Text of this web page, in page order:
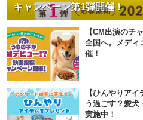
キャンペーン第1弾開催！
【CM出演のチ
全国へ。メディ
催！
【ひんやりア
う過ごす？愛犬
実施中！